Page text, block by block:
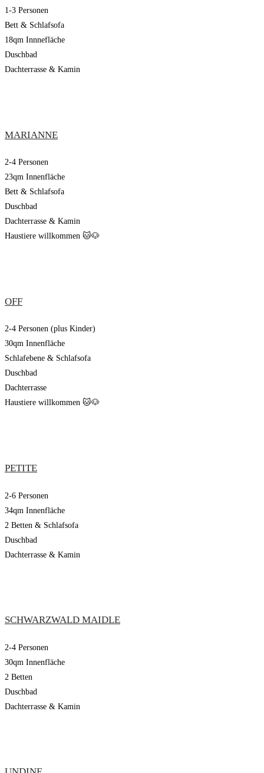
1-3 Personen
Bett & Schlafsofa
18qm Innnefläche
Duschbad
Dachterrasse & Kamin
MARIANNE
2-4 Personen
23qm Innenfläche
Bett & Schlafsofa
Duschbad
Dachterrasse & Kamin
Haustiere willkommen 🐱🐶
OFF
2-4 Personen (plus Kinder)
30qm Innenfläche
Schlafebene & Schlafsofa
Duschbad
Dachterrasse
Haustiere willkommen 🐱🐶
PETITE
2-6 Personen
34qm Innenfläche
2 Betten & Schlafsofa
Duschbad
Dachterrasse & Kamin
SCHWARZWALD MAIDLE
2-4 Personen
30qm Innenfläche
2 Betten
Duschbad
Dachterrasse & Kamin